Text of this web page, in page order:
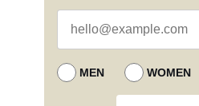
MEN WOMEN